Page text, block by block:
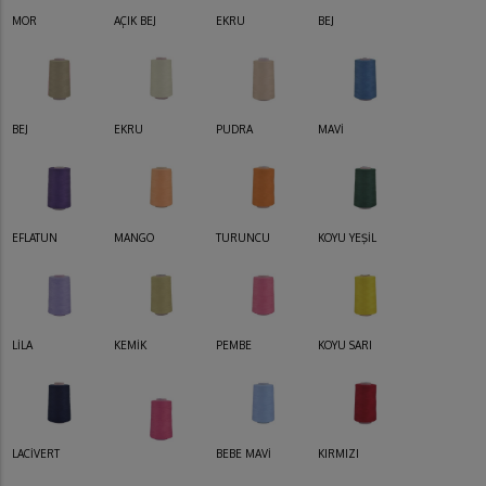
MOR AÇIK BEJ EKRU BEJ
BEJ EKRU PUDRA MAVİ
EFLATUN MANGO TURUNCU KOYU YEŞİL
LİLA KEMİK PEMBE KOYU SARI
LACİVERT BEBE MAVİ KIRMIZI